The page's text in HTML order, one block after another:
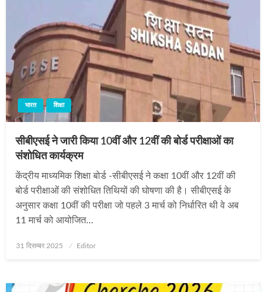
भारत शिक्षा
सीबीएसई ने जारी किया 10वीं और 12वीं की बोर्ड परीक्षाओं का
संशोधित कार्यक्रम
केंद्रीय माध्यमिक शिक्षा बोर्ड -सीबीएसई ने कक्षा 10वीं और 12वीं की
बोर्ड परीक्षाओं की संशोधित तिथियों की घोषणा की है। सीबीएसई के
अनुसार कक्षा 10वीं की परीक्षा जो पहले 3 मार्च को निर्धारित थी वे अब
11 मार्च को आयोजित…
Posted
31 दिसम्बर 2025 Editor